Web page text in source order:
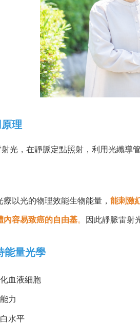
理
光，在靜脈定點照射，利用光纖導
以光的物理效能生物能量， 能刺激
內容易致癌的自由基。 因此靜脈雷射
能量光學
血液細胞
力
水平